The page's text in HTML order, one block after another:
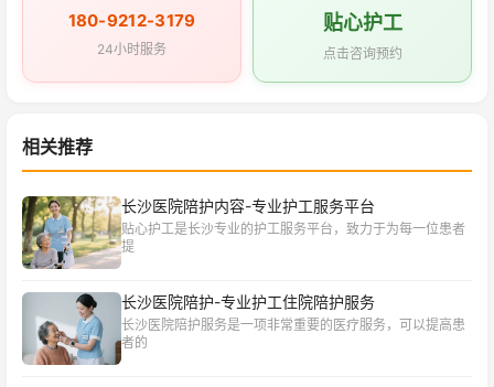
180-9212-3179
24小时服务
贴心护工
点击咨询预约
相关推荐
长沙医院陪护内容-专业护工服务平台
贴心护工是长沙专业的护工服务平台，致力于为每一位患者
提
长沙医院陪护-专业护工住院陪护服务
长沙医院陪护服务是一项非常重要的医疗服务，可以提高患
者的